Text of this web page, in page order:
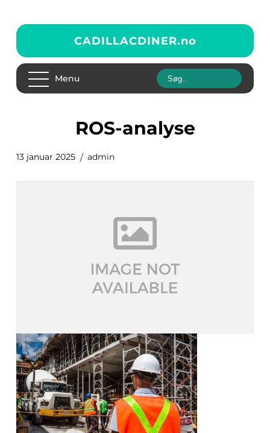
CADILLACDINER.no
Menu
ROS-analyse
13 januar 2025 admin